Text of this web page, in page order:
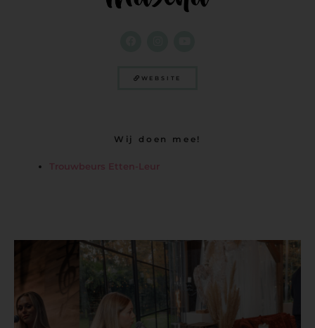
WEBSITE
Wij doen mee!
Trouwbeurs Etten-Leur